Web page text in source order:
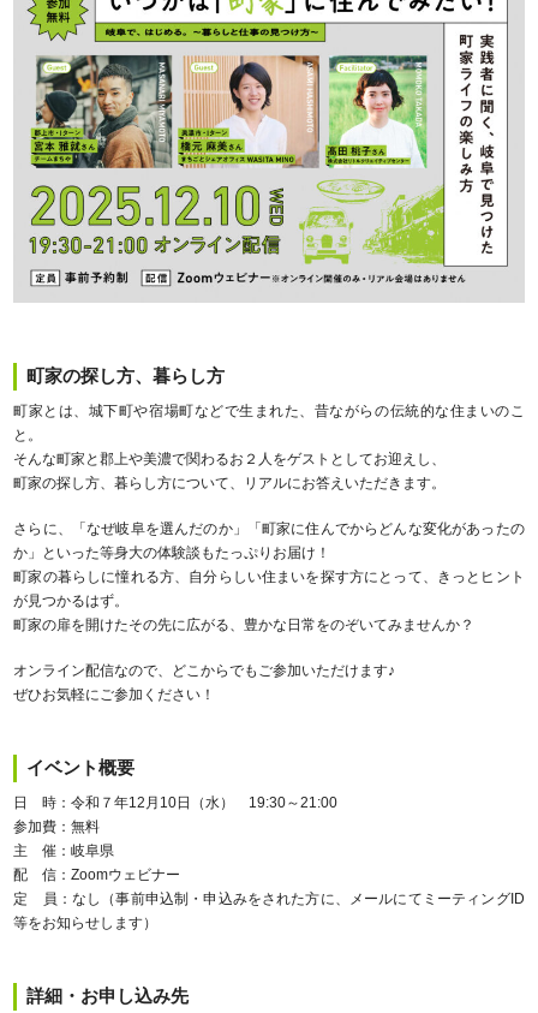
町家の探し方、暮らし方
町家とは、城下町や宿場町などで生まれた、昔ながらの伝統的な住まいのこ
と。
そんな町家と郡上や美濃で関わるお２人をゲストとしてお迎えし、
町家の探し方、暮らし方について、リアルにお答えいただきます。
さらに、「なぜ岐阜を選んだのか」「町家に住んでからどんな変化があったの
か」といった等身大の体験談もたっぷりお届け！
町家の暮らしに憧れる方、自分らしい住まいを探す方にとって、きっとヒント
が見つかるはず。
町家の扉を開けたその先に広がる、豊かな日常をのぞいてみませんか？
オンライン配信なので、どこからでもご参加いただけます♪
ぜひお気軽にご参加ください！
イベント概要
日 時：令和７年12月10日（水） 19:30～21:00
参加費：無料
主 催：岐阜県
配 信：Zoomウェビナー
定 員：なし（事前申込制・申込みをされた方に、メールにてミーティングID
等をお知らせします）
詳細・お申し込み先